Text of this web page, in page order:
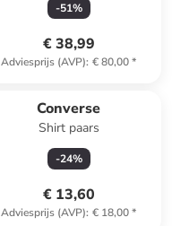
-51%
€ 38,99
Adviesprijs (AVP): € 80,00*
Converse
Shirt paars
-24%
€ 13,60
Adviesprijs (AVP): € 18,00*